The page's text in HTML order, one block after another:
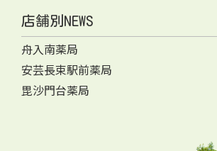
店舗別NEWS
舟入南薬局
安芸長束駅前薬局
毘沙門台薬局